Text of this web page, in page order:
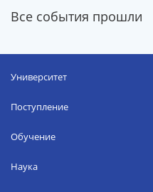
Все события прошли
Университет
Поступление
Обучение
Наука